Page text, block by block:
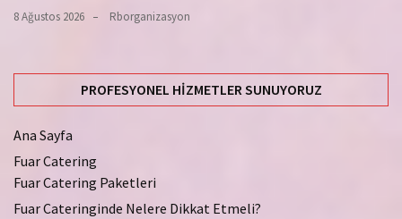
8 Ağustos 2026 Rborganizasyon
PROFESYONEL HIZMETLER SUNUYORUZ
Ana Sayfa
Fuar Catering
Fuar Catering Paketleri
Fuar Cateringinde Nelere Dikkat Etmeli?